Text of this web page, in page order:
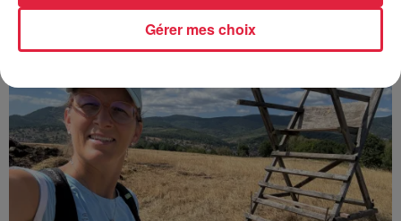
Gérer mes choix